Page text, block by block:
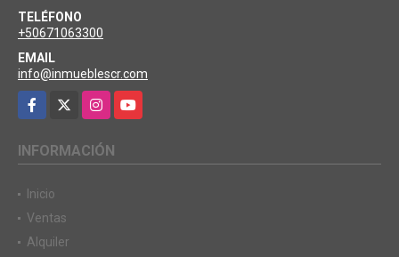
TELÉFONO
+50671063300
EMAIL
info@inmueblescr.com
Facebook
InstagramYouTube
INFORMACIÓN
Inicio
Ventas
Alquiler